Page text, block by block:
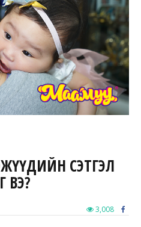
СЭТГЭЛ
ВЭ?
3,008